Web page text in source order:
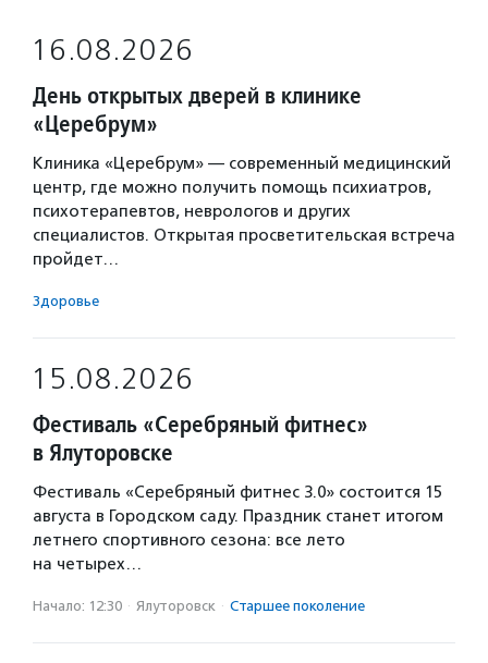
16.08.2026
День открытых дверей в клинике
«Церебрум»
Клиника «Церебрум» — современный медицинский
центр, где можно получить помощь психиатров,
психотерапевтов, неврологов и других
специалистов. Открытая просветительская встреча
пройдет…
Здоровье
15.08.2026
Фестиваль «Серебряный фитнес»
в Ялуторовске
Фестиваль «Серебряный фитнес 3.0» состоится 15
августа в Городском саду. Праздник станет итогом
летнего спортивного сезона: все лето
на четырех…
Начало: 12:30 · Ялуторовск · Старшее поколение